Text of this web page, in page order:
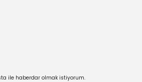
ile haberdar olmak istiyorum.